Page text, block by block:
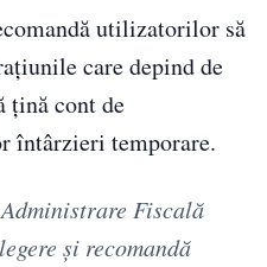
utilizatorilor să
care depind de
țină cont de
întârzieri temporare.
Fiscală
și recomandă